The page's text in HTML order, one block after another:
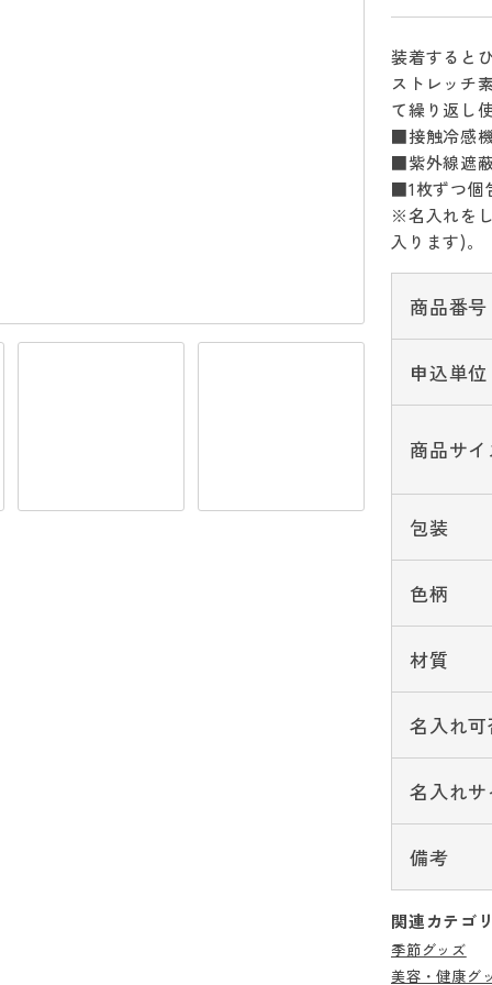
装着すると
ストレッチ
て繰り返し
■接触冷感
■紫外線遮
■1枚ずつ個
※名入れを
入ります)。
商品番号
申込単位
商品サ
包装
色柄
材質
名入れ
名入れ
備考
関連カテゴ
季節グッズ
美容・健康グ